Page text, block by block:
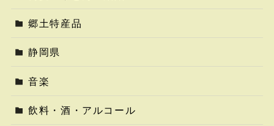
郷土特産品
静岡県
音楽
飲料・酒・アルコール